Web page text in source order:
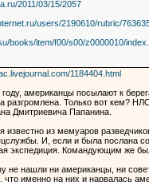
2011/03/15/2057
users/2190610/rubric/
books/item/f00/s00/z0000010/
1184404.html
американцы посылают к
разгромлена. Только вот кем?
Дмитриевича Папанина.
известно из мемуаров
И, если и была послана
экспедиция. Командующим же
не нашли ни американцы, ни
что именно на них и нарвалась